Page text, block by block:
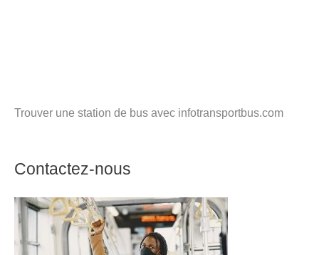
Trouver une station de bus avec infotransportbus.com
Contactez-nous